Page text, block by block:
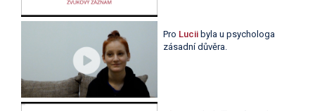
Pro Lucii byla u psychologa
zásadní důvěra.